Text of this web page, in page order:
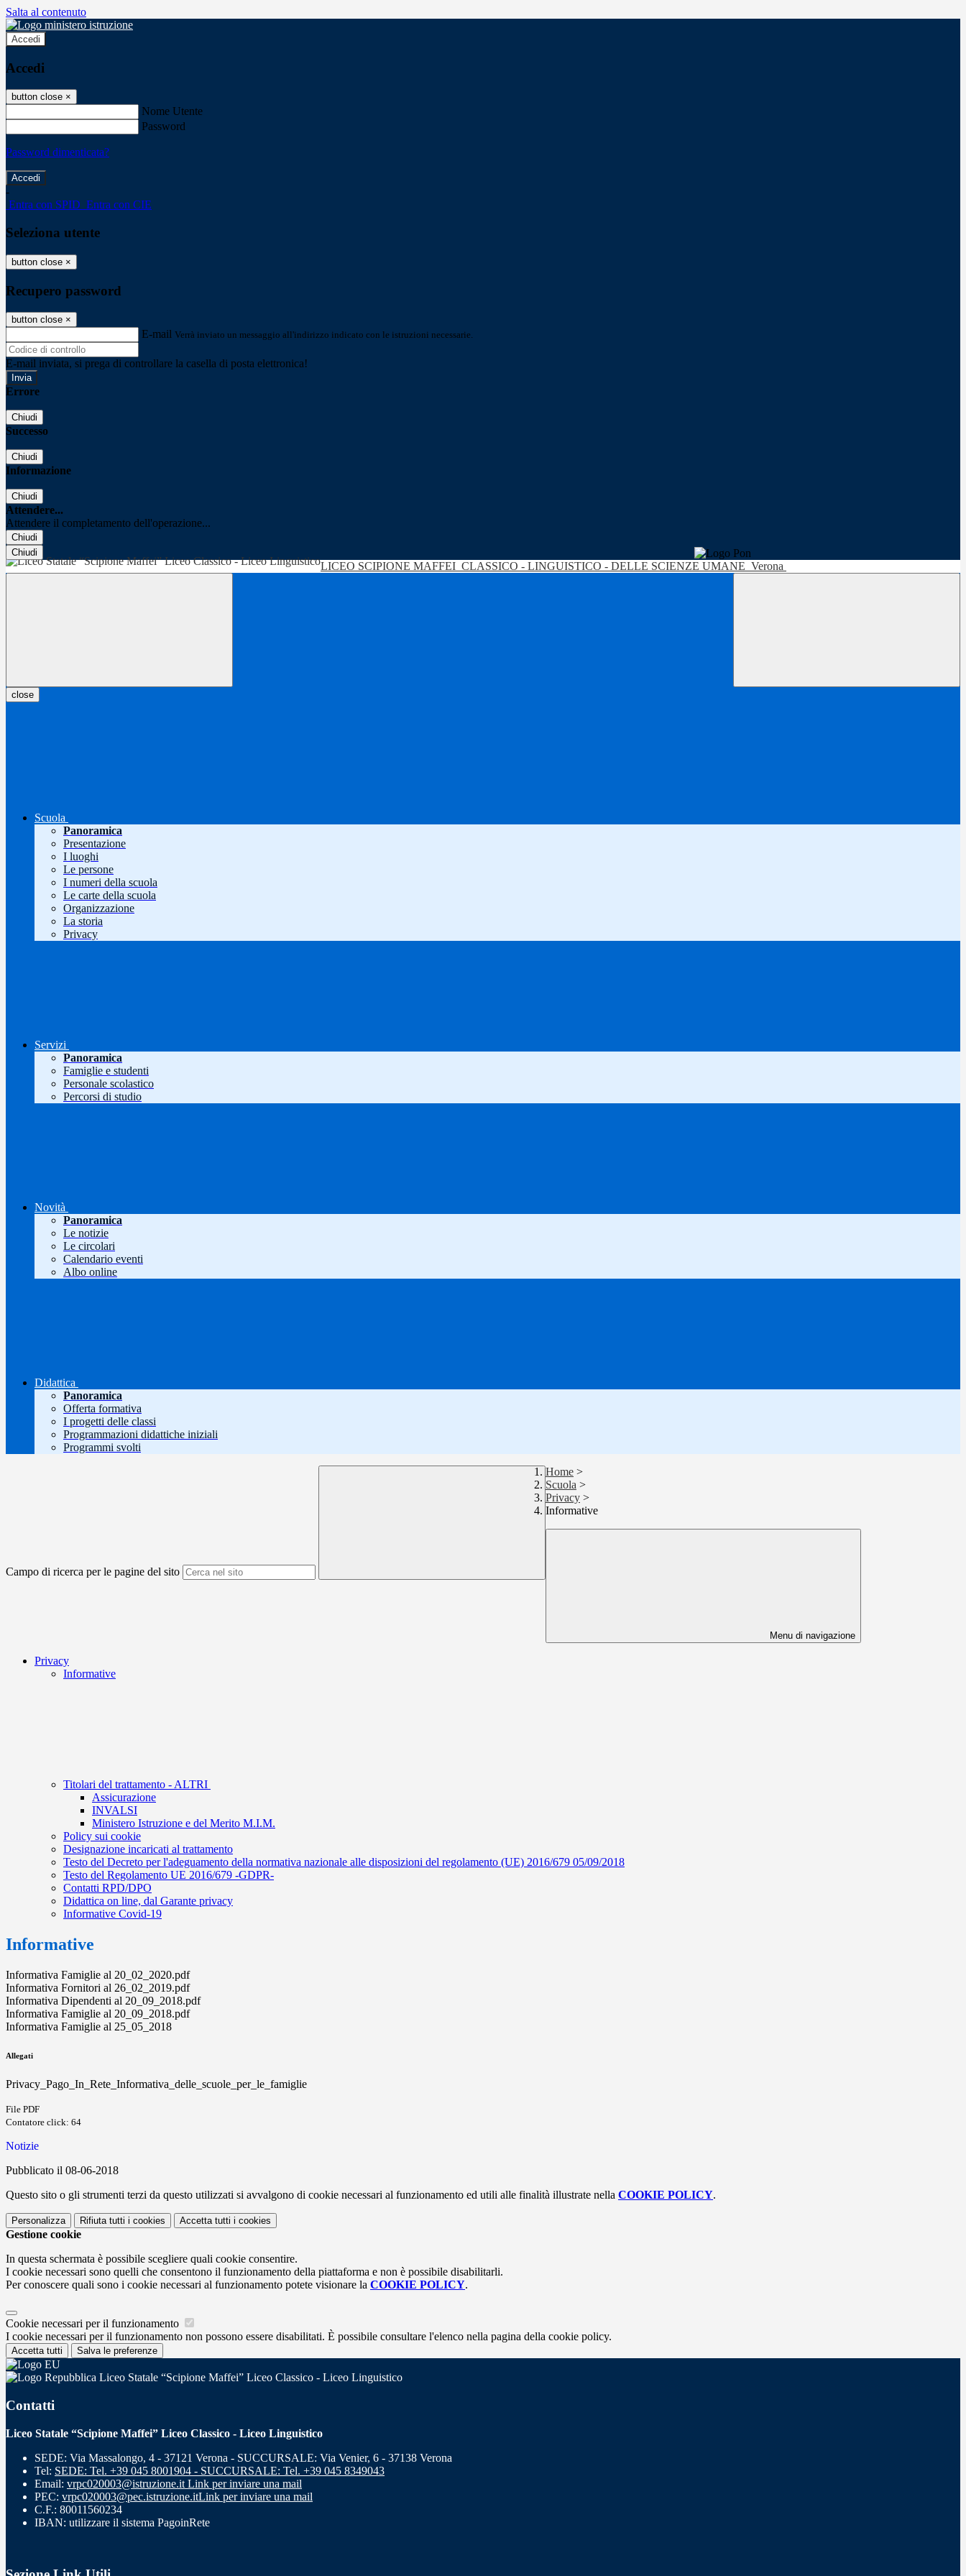
Salta al contenuto
Accedi
Accedi
button close ×
Nome Utente
Password
Password dimenticata?
-
Entra con SPID Entra con CIE
Seleziona utente
button close ×
Recupero password
button close ×
E-mail Verrà inviato un messaggio all'indirizzo indicato con le istruzioni necessarie.
E-mail inviata, si prega di controllare la casella di posta elettronica!
Errore
Chiudi
Successo
Chiudi
Informazione
Chiudi
Attendere...
Attendere il completamento dell'operazione...
Chiudi
Chiudi
LICEO SCIPIONE MAFFEI CLASSICO - LINGUISTICO - DELLE SCIENZE UMANE Verona
close
Scuola
Panoramica
Presentazione
I luoghi
Le persone
I numeri della scuola
Le carte della scuola
Organizzazione
La storia
Privacy
Servizi
Panoramica
Famiglie e studenti
Personale scolastico
Percorsi di studio
Novità
Panoramica
Le notizie
Le circolari
Calendario eventi
Albo online
Didattica
Panoramica
Offerta formativa
I progetti delle classi
Programmazioni didattiche iniziali
Programmi svolti
Campo di ricerca per le pagine del sito
Home >
Scuola >
Privacy >
Informative
Menu di navigazione
Privacy
Informative
Titolari del trattamento - ALTRI
Assicurazione
INVALSI
Ministero Istruzione e del Merito M.I.M.
Policy sui cookie
Designazione incaricati al trattamento
Testo del Decreto per l'adeguamento della normativa nazionale alle disposizioni del regolamento (UE) 2016/679 05/09/2018
Testo del Regolamento UE 2016/679 -GDPR-
Contatti RPD/DPO
Didattica on line, dal Garante privacy
Informative Covid-19
Informative
Informativa Famiglie al 20_02_2020.pdf
Informativa Fornitori al 26_02_2019.pdf
Informativa Dipendenti al 20_09_2018.pdf
Informativa Famiglie al 20_09_2018.pdf
Informativa Famiglie al 25_05_2018
Allegati
Privacy_Pago_In_Rete_Informativa_delle_scuole_per_le_famiglie
File PDF
Contatore click: 64
Notizie
Pubblicato il 08-06-2018
Questo sito o gli strumenti terzi da questo utilizzati si avvalgono di cookie necessari al funzionamento ed utili alle finalità illustrate nella COOKIE POLICY.
Personalizza Rifiuta tutti i cookies Accetta tutti i cookies
Gestione cookie
In questa schermata è possibile scegliere quali cookie consentire.
I cookie necessari sono quelli che consentono il funzionamento della piattaforma e non è possibile disabilitarli.
Per conoscere quali sono i cookie necessari al funzionamento potete visionare la COOKIE POLICY.
Cookie necessari per il funzionamento
I cookie necessari per il funzionamento non possono essere disabilitati. È possibile consultare l'elenco nella pagina della cookie policy.
Accetta tutti Salva le preferenze
Liceo Statale “Scipione Maffei” Liceo Classico - Liceo Linguistico
Contatti
Liceo Statale “Scipione Maffei” Liceo Classico - Liceo Linguistico
SEDE: Via Massalongo, 4 - 37121 Verona - SUCCURSALE: Via Venier, 6 - 37138 Verona
Tel: SEDE: Tel. +39 045 8001904 - SUCCURSALE: Tel. +39 045 8349043
Email: vrpc020003@istruzione.it Link per inviare una mail
PEC: vrpc020003@pec.istruzione.itLink per inviare una mail
C.F.: 80011560234
IBAN: utilizzare il sistema PagoinRete